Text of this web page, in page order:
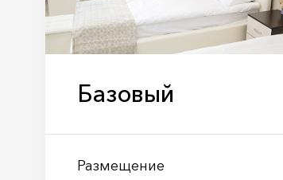
Базовый
Размещение